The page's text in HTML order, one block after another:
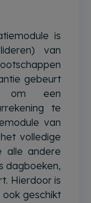
is
van
gebeurt
om een
te
van
volledige
alle andere
dagboeken,
Hierdoor is
geschikt